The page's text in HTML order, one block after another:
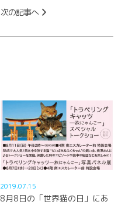
次の記事へ
2019.07.15
8月8日の「世界猫の日」にあ